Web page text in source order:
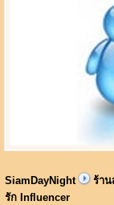
SiamDayNight ร้าน
รัก Influencer